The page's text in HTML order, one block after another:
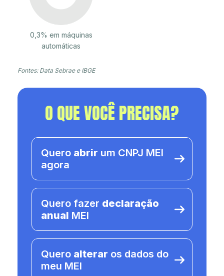
0,3% em máquinas
automáticas
Fontes: Data Sebrae e IBGE
O QUE VOCÊ PRECISA?
Quero abrir um CNPJ MEI
agora
Quero fazer declaração
anual MEI
Quero alterar os dados do
meu MEI